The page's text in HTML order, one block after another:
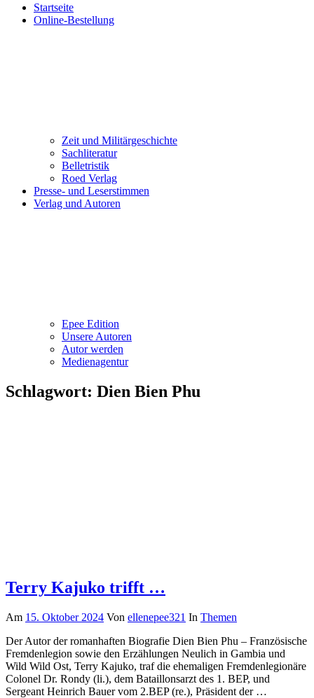
Startseite
Online-Bestellung
Zeit und Militärgeschichte
Sachliteratur
Belletristik
Roed Verlag
Presse- und Leserstimmen
Verlag und Autoren
Epee Edition
Unsere Autoren
Autor werden
Medienagentur
Schlagwort: Dien Bien Phu
Terry Kajuko trifft …
Am 15. Oktober 2024 Von ellenepee321 In Themen
Der Autor der romanhaften Biografie Dien Bien Phu – Französische
Fremdenlegion sowie den Erzählungen Neulich in Gambia und
Wild Wild Ost, Terry Kajuko, traf die ehemaligen Fremdenlegionäre
Colonel Dr. Rondy (li.), dem Bataillonsarzt des 1. BEP, und
Sergeant Heinrich Bauer vom 2.BEP (re.), Präsident der …